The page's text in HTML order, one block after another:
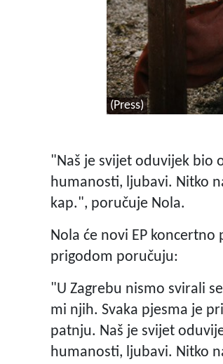
(Press)
"Naš je svijet oduvijek bio
humanosti, ljubavi. Nitko
kap.", poručuje Nola.
Nola će novi EP
prigodom poručuju:
"U Zagrebu nismo svirali
mi njih. Svaka pjesma je
patnju. Naš je svijet
humanosti, ljubavi. Nitko